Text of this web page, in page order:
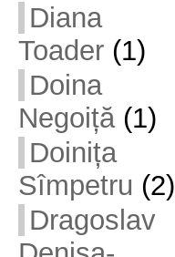
Diana
Toader(1)
Doina
Negoiță(1)
Doinița
Sîmpetru (2)
Dragoslav